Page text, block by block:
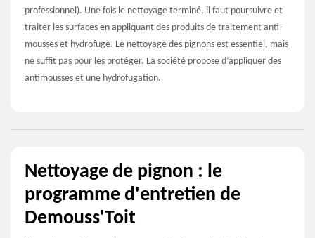
professionnel). Une fois le nettoyage terminé, il faut poursuivre et
traiter les surfaces en appliquant des produits de traitement anti-
mousses et hydrofuge. Le nettoyage des pignons est essentiel, mais
ne suffit pas pour les protéger. La société propose d’appliquer des
antimousses et une hydrofugation.
Nettoyage de pignon : le
programme d'entretien de
Demouss'Toit